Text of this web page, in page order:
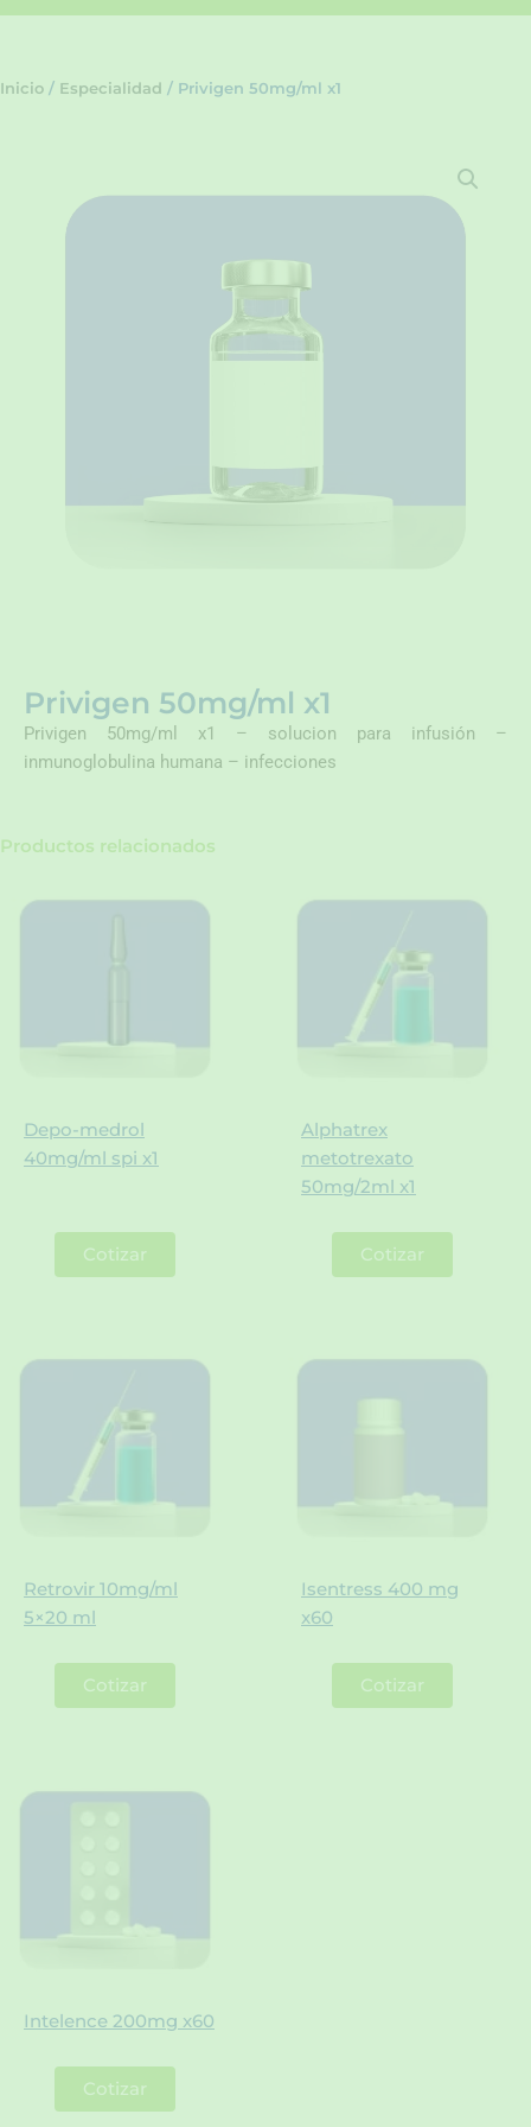
Inicio / Especialidad / Privigen 50mg/ml x1
Privigen 50mg/ml x1
Privigen 50mg/ml x1 – solucion para infusión –
inmunoglobulina humana – infecciones
Productos relacionados
Depo-medrol
40mg/ml spi x1
Cotizar
Alphatrex
metotrexato
50mg/2ml x1
Cotizar
Retrovir 10mg/ml
5×20 ml
Cotizar
Isentress 400 mg
x60
Cotizar
Intelence 200mg x60
Cotizar